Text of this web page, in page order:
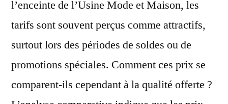
l’enceinte de l’Usine Mode et Maison, les
tarifs sont souvent perçus comme attractifs,
surtout lors des périodes de soldes ou de
promotions spéciales. Comment ces prix se
comparent-ils cependant à la qualité offerte ?